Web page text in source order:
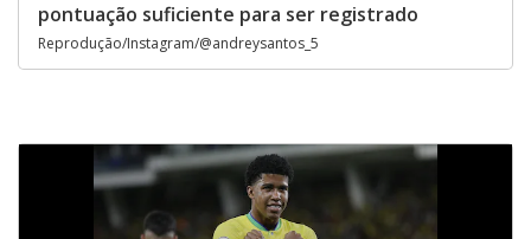
pontuação suficiente para ser registrado
Reprodução/Instagram/@andreysantos_5